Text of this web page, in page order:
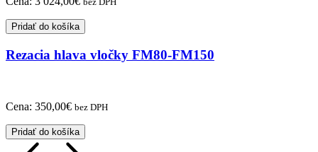
Pridať do košíka
Rezacia hlava vločky FM80-FM150
Cena: 350,00€ bez DPH
Pridať do košíka